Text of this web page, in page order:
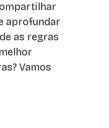
aprofundar
as regras
Vamos